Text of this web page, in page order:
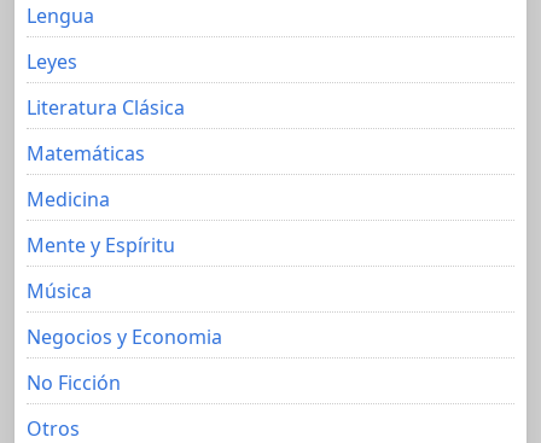
Lengua
Leyes
Literatura Clásica
Matemáticas
Medicina
Mente y Espíritu
Música
Negocios y Economia
No Ficción
Otros